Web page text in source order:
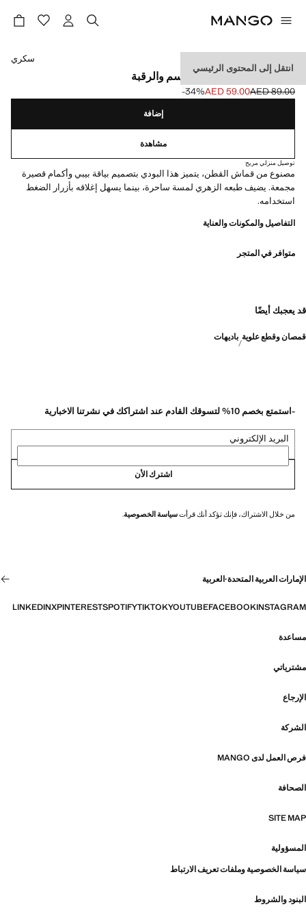
انتقل إلى المحتوى الرئيسي
بودي بيبي بطباعة على الجسم والرقبة
السعر الأول محذوف [AED 89.00 ]
AED 89.00
السعر الحالي [AED 59.00 ]AED 59.00
‎-34‎%‎
حدد اللون
سكري
إضافة
مشاهدة
توصيل منزلي مريح
مصنوع من قماش القطن، يتميز هذا البودي بتصميم بياقة بيبي وأكمام قصيرة
مجمعة. يضيف طبعه الزهري لمسة ساحرة، بينما يسهل إغلاقه بأزرار الضغط
استخدامه.
التفاصيل والمكونات والعناية
متوافر في المتجر
قد يعجبك أيضًا
قمصان وقطع علوية باديهات
-استمتع بخصم 10% لتسوقك القادم عند اشتراكك في نشرتنا الاخبارية
البريد الإلكتروني
اشترك الأن
من خلال الاشتراك، فإنك تؤكد أنك قرأتسياسة الخصوصية.
الإمارات العربية المتحدة·العربية
INSTAGRAM
FACEBOOK
YOUTUBE
TIKTOK
SPOTIFY
PINTEREST
X
LINKEDIN
مساعدة
مشترياتي
الإرجاع
الشركة
فرص العمل لدى MANGO
الصحافة
SITE MAP
المسؤولية
سياسة الخصوصية وملفات تعريف الارتباط
البنود والشروط